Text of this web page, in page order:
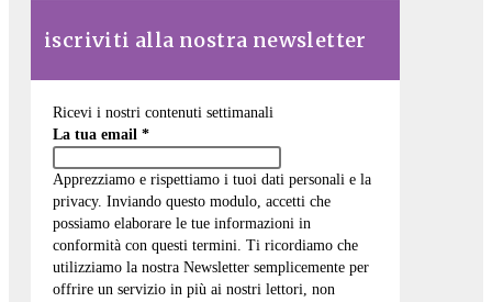
iscriviti alla nostra newsletter
Ricevi i nostri contenuti settimanali
La tua email *
Apprezziamo e rispettiamo i tuoi dati personali e la
privacy. Inviando questo modulo, accetti che
possiamo elaborare le tue informazioni in
conformità con questi termini. Ti ricordiamo che
utilizziamo la nostra Newsletter semplicemente per
offrire un servizio in più ai nostri lettori, non